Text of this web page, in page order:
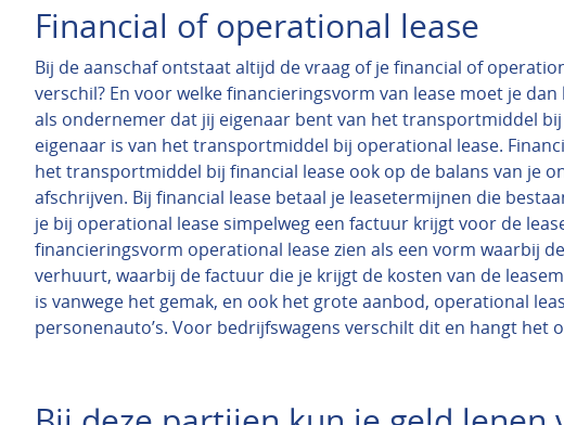
Financial of operational lease
Bij de aanschaf ontstaat altijd de vraag of je financial of
verschil? En voor welke financieringsvorm van lease moet je
als ondernemer dat jij eigenaar bent van het transportmiddel
eigenaar is van het transportmiddel bij operational lease.
het transportmiddel bij financial lease ook op de balans van je
afschrijven. Bij financial lease betaal je leasetermijnen die
je bij operational lease simpelweg een factuur krijgt voor de
financieringsvorm operational lease zien als een vorm waarbij
verhuurt, waarbij de factuur die je krijgt de kosten van de
is vanwege het gemak, en ook het grote aanbod, operational
personenauto’s. Voor bedrijfswagens verschilt dit en hangt het